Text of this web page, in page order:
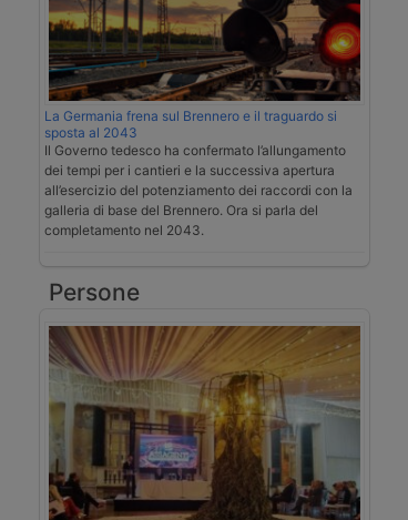
La Germania frena sul Brennero e il traguardo si
sposta al 2043
Il Governo tedesco ha confermato l’allungamento
dei tempi per i cantieri e la successiva apertura
all’esercizio del potenziamento dei raccordi con la
galleria di base del Brennero. Ora si parla del
completamento nel 2043.
Persone